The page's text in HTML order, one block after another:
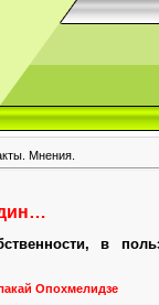
Мнения.
в
Опохмелидзе